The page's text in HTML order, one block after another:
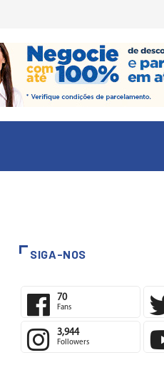
SIGA-NOS
70
Fans
3,944
Followers